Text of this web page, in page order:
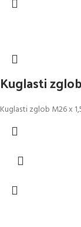
Kuglasti zglob
Kuglasti zglob M26 x